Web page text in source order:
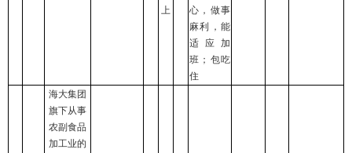
上
心，做事
麻利，能
适应加
班；包吃
住
海大集团
旗下从事
农副食品
加工业的